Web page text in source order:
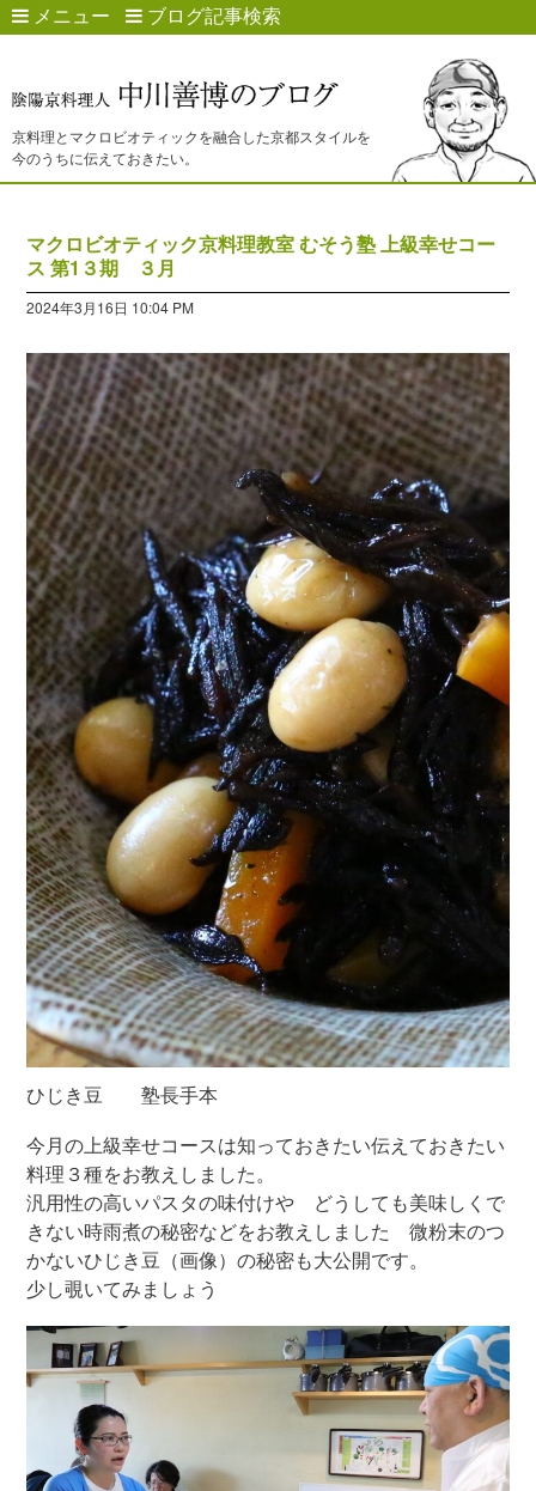
メニュー ブログ記事検索
京料理とマクロビオティックを融合した京都スタイルを
今のうちに伝えておきたい。
マクロビオティック京料理教室 むそう塾 上級幸せコー
ス 第1３期 ３月
2024年3月16日 10:04 PM
ひじき豆 塾長手本
今月の上級幸せコースは知っておきたい伝えておきたい
料理３種をお教えしました。
汎用性の高いパスタの味付けや どうしても美味しくで
きない時雨煮の秘密などをお教えしました 微粉末のつ
かないひじき豆（画像）の秘密も大公開です。
少し覗いてみましょう